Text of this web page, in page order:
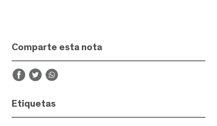
Comparte esta nota
Etiquetas